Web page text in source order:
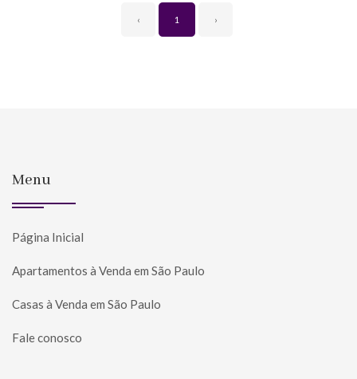
‹ 1 ›
Menu
Página Inicial
Apartamentos à Venda em São Paulo
Casas à Venda em São Paulo
Fale conosco